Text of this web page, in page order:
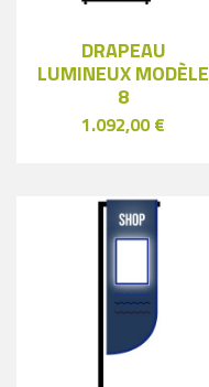
DRAPEAU
LUMINEUX MODÈLE
8
1.092,00 €